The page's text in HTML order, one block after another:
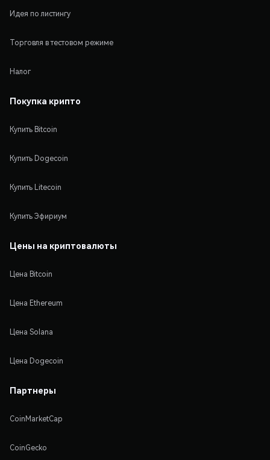
Идея по листингу
Торговля в тестовом режиме
Налог
Покупка крипто
Купить Bitcoin
Купить Dogecoin
Купить Litecoin
Купить Эфириум
Цены на криптовалюты
Цена Bitcoin
Цена Ethereum
Цена Solana
Цена Dogecoin
Партнеры
CoinMarketCap
CoinGecko